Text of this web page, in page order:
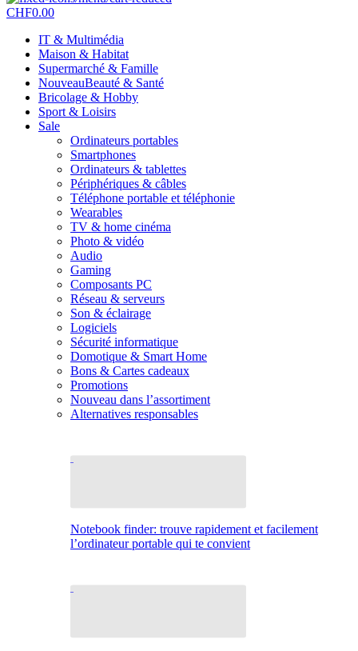
CHF0.00
IT & Multimédia
Maison & Habitat
Supermarché & Famille
NouveauBeauté & Santé
Bricolage & Hobby
Sport & Loisirs
Sale
Ordinateurs portables
Smartphones
Ordinateurs & tablettes
Périphériques & câbles
Téléphone portable et téléphonie
Wearables
TV & home cinéma
Photo & vidéo
Audio
Gaming
Composants PC
Réseau & serveurs
Son & éclairage
Logiciels
Sécurité informatique
Domotique & Smart Home
Bons & Cartes cadeaux
Promotions
Nouveau dans l’assortiment
Alternatives responsables
Notebook finder: trouve rapidement et facilement
l’ordinateur portable qui te convient